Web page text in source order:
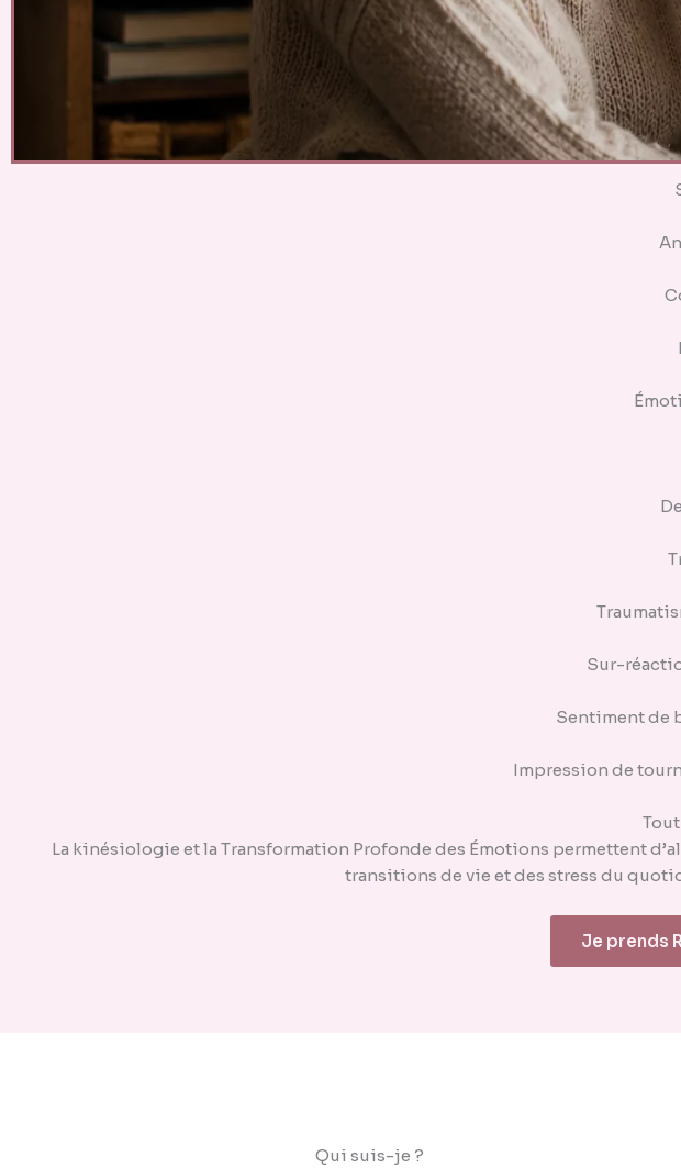
Sur-
Sentiment de
Impression de
La kinésiologie et la Transformation Profonde des Émotions permettent
transitions de vie et des stress du
Je prends
Qui suis-je ?